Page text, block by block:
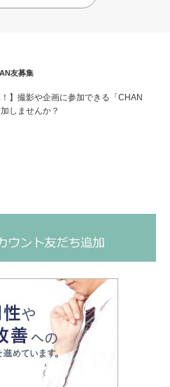
友募集
！】撮影や企画に参加できる「CHAN
しませんか？